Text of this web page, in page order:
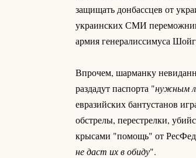
защищать донбассцев от
украинских СМИ
армия генералиссимуса
Впрочем, шарманку
раздадут паспорта "нужным
евразийских бантустанов
обстрелы, перестрелки,
крысами "помощь" от
не даст их в обиду".